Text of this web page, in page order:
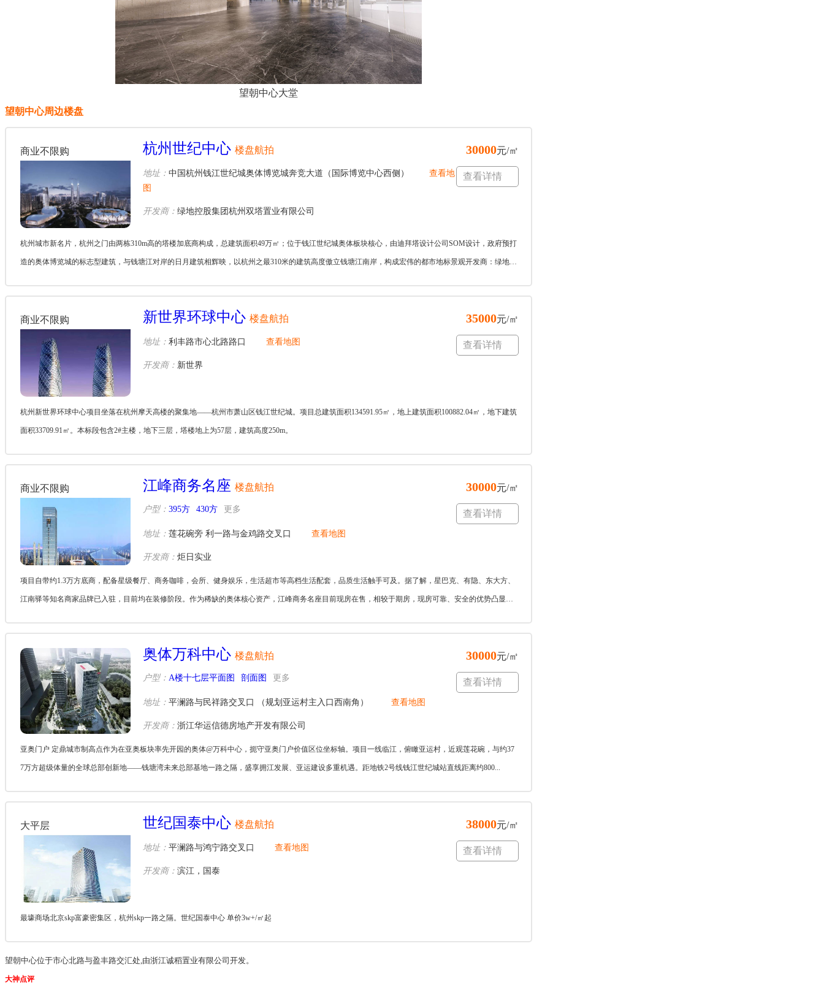
望朝中心大堂
望朝中心周边楼盘
商业不限购 杭州世纪中心 楼盘航拍
地址： 中国杭州钱江世纪城奥体博览城奔竞大道（国际博览中心西侧）
查看地
图
开发商： 绿地控股集团杭州双塔置业有限公司
30000元/㎡
查看详情
杭州城市新名片，杭州之门由两栋310m高的塔楼加底商构成，总建筑面积49万㎡；位于钱江世纪城奥体板块核心，由迪拜塔设计公司SOM设计，政府预打
造的奥体博览城的标志型建筑，与钱塘江对岸的日月建筑相辉映，以杭州之最310米的建筑高度傲立钱塘江南岸，构成宏伟的都市地标景观开发商：绿地与
商业不限购 新世界环球中心 楼盘航拍
地址： 利丰路市心北路路口 查看地图
开发商： 新世界
35000元/㎡
查看详情
杭州新世界环球中心项目坐落在杭州摩天高楼的聚集地——杭州市萧山区钱江世纪城。项目总建筑面积134591.95㎡，地上建筑面积100882.04㎡，地下建筑
面积33709.91㎡。本标段包含2#主楼，地下三层，塔楼地上为57层，建筑高度250m。
商业不限购 江峰商务名座 楼盘航拍
户型： 395方 430方 更多
地址： 莲花碗旁 利一路与金鸡路交叉口 查看地图
开发商： 炬日实业
30000元/㎡
查看详情
项目自带约1.3万方底商，配备星级餐厅、商务咖啡，会所、健身娱乐，生活超市等高档生活配套，品质生活触手可及。据了解，星巴克、有隐、东大方、
江南驿等知名商家品牌已入驻，目前均在装修阶段。作为稀缺的奥体核心资产，江峰商务名座目前现房在售，相较于期房，现房可靠、安全的优势凸显，
奥体万科中心 楼盘航拍
户型： A楼十七层平面图 剖面图 更多
地址： 平澜路与民祥路交叉口 （规划亚运村主入口西南角） 查看地图
开发商： 浙江华运信德房地产开发有限公司
30000元/㎡
查看详情
亚奥门户 定鼎城市制高点作为在亚奥板块率先开园的奥体@万科中心，扼守亚奥门户价值区位坐标轴。项目一线临江，俯瞰亚运村，近观莲花碗，与约37
7万方超级体量的全球总部创新地——钱塘湾未来总部基地一路之隔，盛享拥江发展、亚运建设多重机遇。距地铁2号线钱江世纪城站直线距离约800...
大平层 世纪国泰中心 楼盘航拍
地址： 平澜路与鸿宁路交叉口 查看地图
开发商： 滨江，国泰
38000元/㎡
查看详情
最壕商场北京skp富豪密集区，杭州skp一路之隔。世纪国泰中心 单价3w+/㎡起
望朝中心位于市心北路与盈丰路交汇处,由浙江诚稻置业有限公司开发。
大神点评